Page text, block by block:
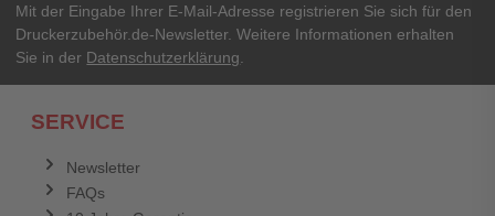
Mit der Eingabe Ihrer E-Mail-Adresse registrieren Sie sich für den
Druckerzubehör.de-Newsletter. Weitere Informationen erhalten
Sie in der Datenschutzerklärung
SERVICE
Newsletter
FAQs